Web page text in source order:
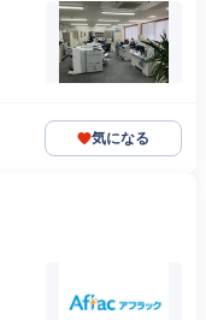
気になる